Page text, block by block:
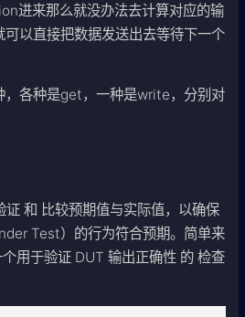
进来那么就没办法去计算对应的输
以直接把数据发送出去等待下一个
各种是get，一种是write，分别对
和 比较预期值与实际值，以确保
Test）的行为符合预期。简单来
用于验证 DUT 输出正确性 的 检查